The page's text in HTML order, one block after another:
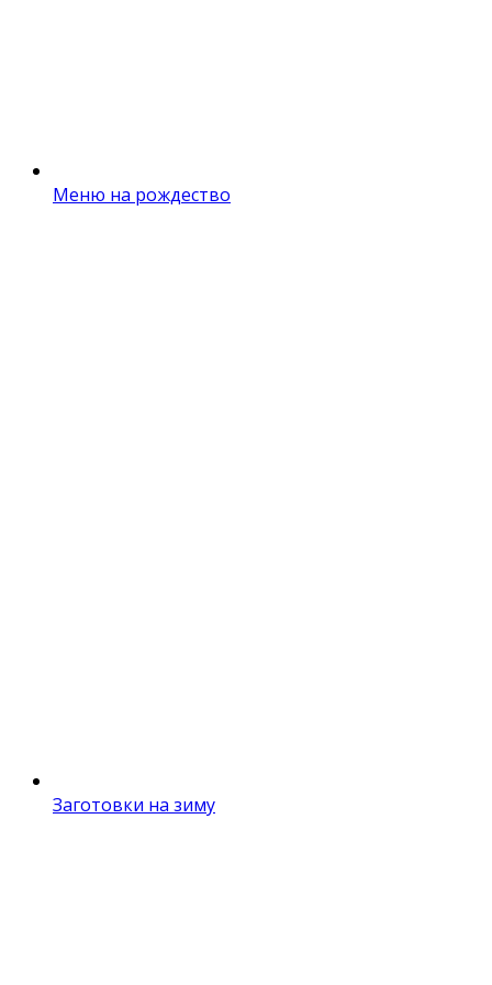
Меню на рождество
Заготовки на зиму